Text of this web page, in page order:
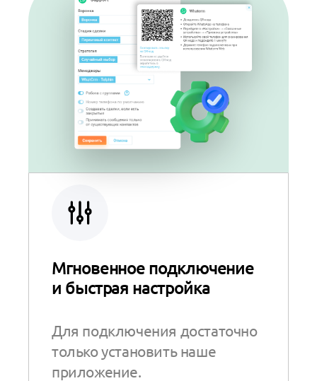
Мгновенное подключение
и быстрая настройка
Для подключения достаточно
только установить наше
приложение.